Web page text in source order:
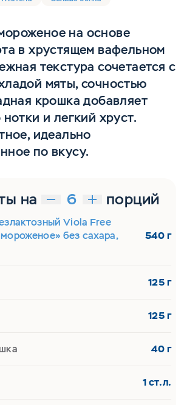
на основе
в хрустящем вафельном
текстура сочетается с
мяты, сочностью
крошка добавляет
и легкий хруст.
идеально
по вкусу.
на порций
Viola Free
без сахара,
540 г
125 г
125 г
40 г
1 ст.л.